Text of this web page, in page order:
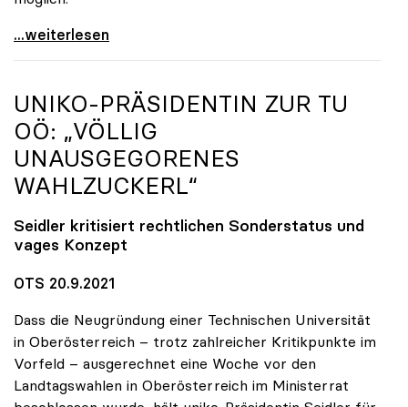
Seidler erfreut über hohe Impfquote, aber
...weiterlesen
UNIKO-PRÄSIDENTIN ZUR TU
OÖ: „VÖLLIG
UNAUSGEGORENES
WAHLZUCKERL“
Seidler kritisiert rechtlichen Sonderstatus und
vages Konzept
OTS 20.9.2021
Dass die Neugründung einer Technischen Universität
in Oberösterreich – trotz zahlreicher Kritikpunkte im
Vorfeld – ausgerechnet eine Woche vor den
Landtagswahlen in Oberösterreich im Ministerrat